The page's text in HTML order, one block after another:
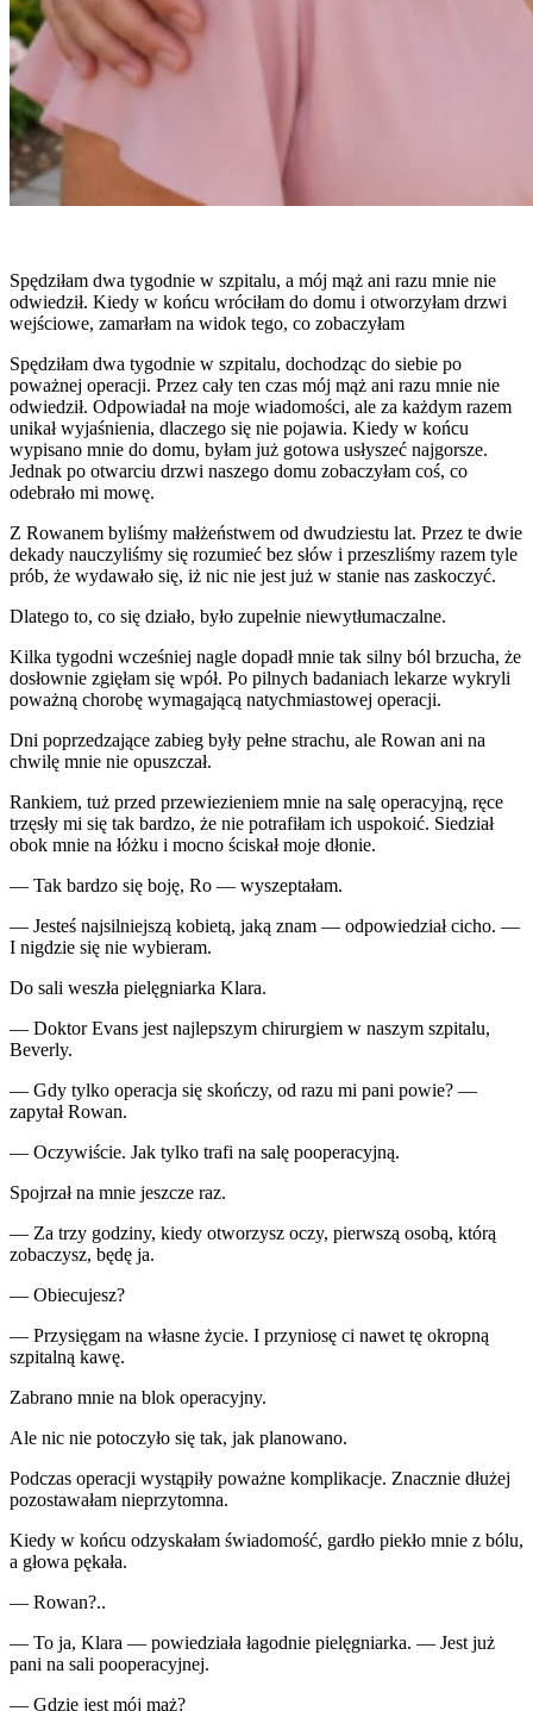
Spędziłam dwa tygodnie w szpitalu, a mój mąż ani razu mnie nie
odwiedził. Kiedy w końcu wróciłam do domu i otworzyłam drzwi
wejściowe, zamarłam na widok tego, co zobaczyłam
Spędziłam dwa tygodnie w szpitalu, dochodząc do siebie po
poważnej operacji. Przez cały ten czas mój mąż ani razu mnie nie
odwiedził. Odpowiadał na moje wiadomości, ale za każdym razem
unikał wyjaśnienia, dlaczego się nie pojawia. Kiedy w końcu
wypisano mnie do domu, byłam już gotowa usłyszeć najgorsze.
Jednak po otwarciu drzwi naszego domu zobaczyłam coś, co
odebrało mi mowę.
Z Rowanem byliśmy małżeństwem od dwudziestu lat. Przez te dwie
dekady nauczyliśmy się rozumieć bez słów i przeszliśmy razem tyle
prób, że wydawało się, iż nic nie jest już w stanie nas zaskoczyć.
Dlatego to, co się działo, było zupełnie niewytłumaczalne.
Kilka tygodni wcześniej nagle dopadł mnie tak silny ból brzucha, że
dosłownie zgięłam się wpół. Po pilnych badaniach lekarze wykryli
poważną chorobę wymagającą natychmiastowej operacji.
Dni poprzedzające zabieg były pełne strachu, ale Rowan ani na
chwilę mnie nie opuszczał.
Rankiem, tuż przed przewiezieniem mnie na salę operacyjną, ręce
trzęsły mi się tak bardzo, że nie potrafiłam ich uspokoić. Siedział
obok mnie na łóżku i mocno ściskał moje dłonie.
— Tak bardzo się boję, Ro — wyszeptałam.
— Jesteś najsilniejszą kobietą, jaką znam — odpowiedział cicho. —
I nigdzie się nie wybieram.
Do sali weszła pielęgniarka Klara.
— Doktor Evans jest najlepszym chirurgiem w naszym szpitalu,
Beverly.
— Gdy tylko operacja się skończy, od razu mi pani powie? —
zapytał Rowan.
— Oczywiście. Jak tylko trafi na salę pooperacyjną.
Spojrzał na mnie jeszcze raz.
— Za trzy godziny, kiedy otworzysz oczy, pierwszą osobą, którą
zobaczysz, będę ja.
— Obiecujesz?
— Przysięgam na własne życie. I przyniosę ci nawet tę okropną
szpitalną kawę.
Zabrano mnie na blok operacyjny.
Ale nic nie potoczyło się tak, jak planowano.
Podczas operacji wystąpiły poważne komplikacje. Znacznie dłużej
pozostawałam nieprzytomna.
Kiedy w końcu odzyskałam świadomość, gardło piekło mnie z bólu,
a głowa pękała.
— Rowan?..
— To ja, Klara — powiedziała łagodnie pielęgniarka. — Jest już
pani na sali pooperacyjnej.
— Gdzie jest mój mąż?